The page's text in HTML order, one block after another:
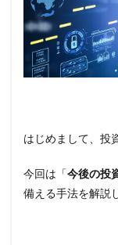
はじめまして、投
今回は「今後の投
備える手法を解説